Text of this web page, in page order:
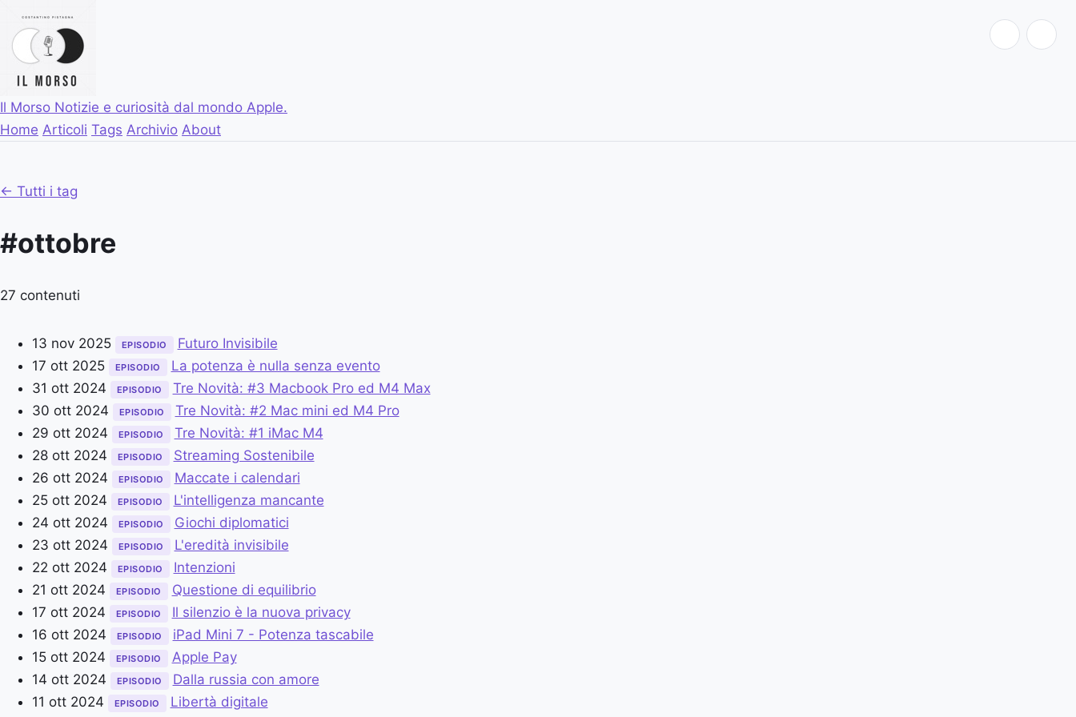
Il Morso Notizie e curiosità dal mondo Apple.
Home Articoli Tags Archivio About
← Tutti i tag
#ottobre
27 contenuti
13 nov 2025 EPISODIO
Futuro Invisibile
17 ott 2025
EPISODIO
La potenza è nulla senza evento
31 ott 2024
EPISODIO
Tre Novità: #3 Macbook Pro ed M4 Max
30 ott 2024
EPISODIO
Tre Novità: #2 Mac mini ed M4 Pro
29 ott 2024
EPISODIO
Tre Novità: #1 iMac M4
28 ott 2024
EPISODIO
Streaming Sostenibile
26 ott 2024
EPISODIO
Maccate i calendari
25 ott 2024
EPISODIO
L'intelligenza mancante
24 ott 2024
EPISODIO
Giochi diplomatici
23 ott 2024
EPISODIO
L'eredità invisibile
22 ott 2024
EPISODIO
Intenzioni
21 ott 2024
EPISODIO
Questione di equilibrio
17 ott 2024
EPISODIO
Il silenzio è la nuova privacy
16 ott 2024
EPISODIO
iPad Mini 7 - Potenza tascabile
15 ott 2024
EPISODIO
Apple Pay
14 ott 2024
EPISODIO
Dalla russia con amore
11 ott 2024
EPISODIO
Libertà digitale